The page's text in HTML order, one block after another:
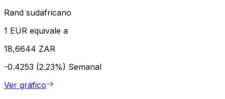
Rand sudafricano
1 EUR equivale a
18,6644 ZAR
-0.4253 (2.23%) Semanal
Ver gráfico